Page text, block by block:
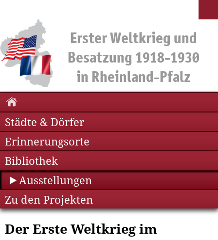
Städte & Dörfer
Erinnerungsorte
Bibliothek
Ausstellungen
Zu den Projekten
Der Erste Weltkrieg im